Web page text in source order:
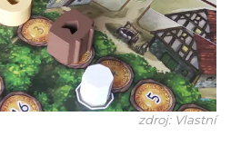
zdroj: Vlastní